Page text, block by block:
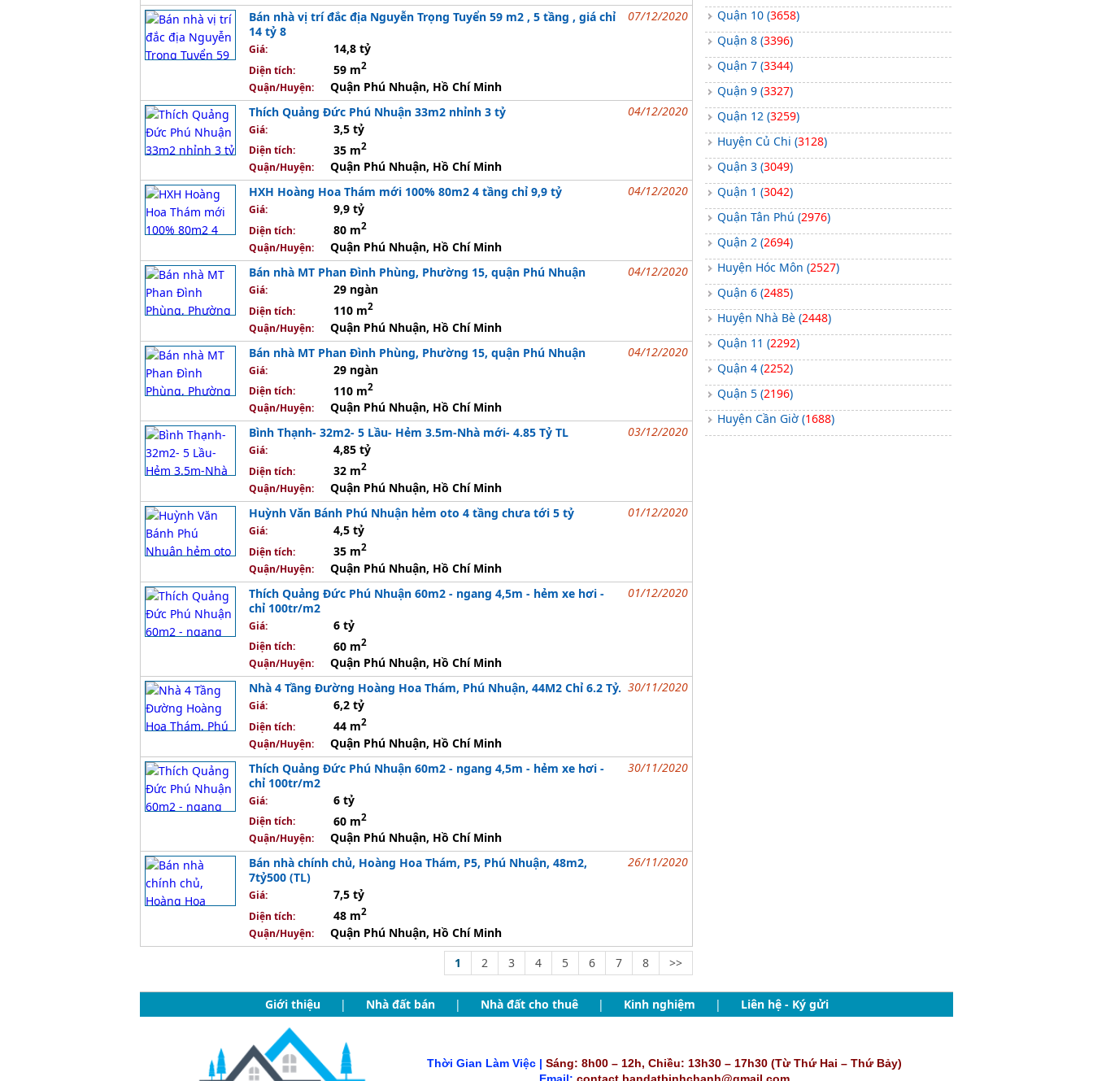
Quận 10 (3658)
Quận 8 (3396)
Quận 7 (3344)
Quận 9 (3327)
Quận 12 (3259)
Huyện Củ Chi (3128)
Quận 3 (3049)
Quận 1 (3042)
Quận Tân Phú (2976)
Quận 2 (2694)
Huyện Hóc Môn (2527)
Quận 6 (2485)
Huyện Nhà Bè (2448)
Quận 11 (2292)
Quận 4 (2252)
Quận 5 (2196)
Huyện Cần Giờ (1688)
Bán nhà vị trí đắc địa Nguyễn Trọng Tuyển 59 m2 , 5 tầng , giá chỉ
14 tỷ 8
Giá: 14,8 tỷ
Diện tích: 59 m2
Quận/Huyện: Quận Phú Nhuận, Hồ Chí Minh
07/12/2020
Thích Quảng Đức Phú Nhuận 33m2 nhỉnh 3 tỷ
Giá: 3,5 tỷ
Diện tích: 35 m2
Quận/Huyện: Quận Phú Nhuận, Hồ Chí Minh
04/12/2020
HXH Hoàng Hoa Thám mới 100% 80m2 4 tầng chỉ 9,9 tỷ
Giá: 9,9 tỷ
Diện tích: 80 m2
Quận/Huyện: Quận Phú Nhuận, Hồ Chí Minh
04/12/2020
Bán nhà MT Phan Đình Phùng, Phường 15, quận Phú Nhuận
Giá: 29 ngàn
Diện tích: 110 m2
Quận/Huyện: Quận Phú Nhuận, Hồ Chí Minh
04/12/2020
Bán nhà MT Phan Đình Phùng, Phường 15, quận Phú Nhuận
Giá: 29 ngàn
Diện tích: 110 m2
Quận/Huyện: Quận Phú Nhuận, Hồ Chí Minh
04/12/2020
Bình Thạnh- 32m2- 5 Lầu- Hẻm 3.5m-Nhà mới- 4.85 Tỷ TL
Giá: 4,85 tỷ
Diện tích: 32 m2
Quận/Huyện: Quận Phú Nhuận, Hồ Chí Minh
03/12/2020
Huỳnh Văn Bánh Phú Nhuận hẻm oto 4 tầng chưa tới 5 tỷ
Giá: 4,5 tỷ
Diện tích: 35 m2
Quận/Huyện: Quận Phú Nhuận, Hồ Chí Minh
01/12/2020
Thích Quảng Đức Phú Nhuận 60m2 - ngang 4,5m - hẻm xe hơi -
chỉ 100tr/m2
Giá: 6 tỷ
Diện tích: 60 m2
Quận/Huyện: Quận Phú Nhuận, Hồ Chí Minh
01/12/2020
Nhà 4 Tầng Đường Hoàng Hoa Thám, Phú Nhuận, 44M2 Chỉ 6.2 Tỷ.
Giá: 6,2 tỷ
Diện tích: 44 m2
Quận/Huyện: Quận Phú Nhuận, Hồ Chí Minh
30/11/2020
Thích Quảng Đức Phú Nhuận 60m2 - ngang 4,5m - hẻm xe hơi -
chỉ 100tr/m2
Giá: 6 tỷ
Diện tích: 60 m2
Quận/Huyện: Quận Phú Nhuận, Hồ Chí Minh
30/11/2020
Bán nhà chính chủ, Hoàng Hoa Thám, P5, Phú Nhuận, 48m2,
7tỷ500 (TL)
Giá: 7,5 tỷ
Diện tích: 48 m2
Quận/Huyện: Quận Phú Nhuận, Hồ Chí Minh
26/11/2020
1 2 3 4 5 6 7 8 >>
Giới thiệu | Nhà đất bán | Nhà đất cho thuê | Kinh nghiệm | Liên hệ - Ký gửi
Thời Gian Làm Việc | Sáng: 8h00 – 12h, Chiều: 13h30 – 17h30 (Từ Thứ Hai – Thứ Bảy)